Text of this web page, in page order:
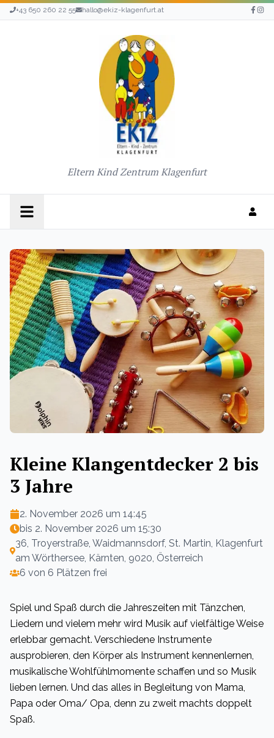
+43 650 260 22 55 hallo@ekiz-klagenfurt.at
Eltern Kind Zentrum Klagenfurt
Kleine Klangentdecker 2 bis
3 Jahre
2. November 2026 um 14:45
bis 2. November 2026 um 15:30
36, Troyerstraße, Waidmannsdorf, St. Martin, Klagenfurt
am Wörthersee, Kärnten, 9020, Österreich
6 von 6 Plätzen frei
Spiel und Spaß durch die Jahreszeiten mit Tänzchen,
Liedern und vielem mehr wird Musik auf vielfältige Weise
erlebbar gemacht. Verschiedene Instrumente
ausprobieren, den Körper als Instrument kennenlernen,
musikalische Wohlfühlmomente schaffen und so Musik
lieben lernen. Und das alles in Begleitung von Mama,
Papa oder Oma/ Opa, denn zu zweit machts doppelt
Spaß.